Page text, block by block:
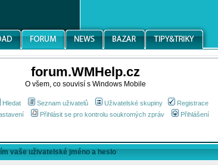
forum.WMHelp.cz
O všem, co souvisí s Windows Mobile
Hledat Seznam uživatelů Uživatelské skupiny
Registrace
Přihlásit se pro kontrolu soukromých zpráv Přihlášení
vaše uživatelské jméno a heslo